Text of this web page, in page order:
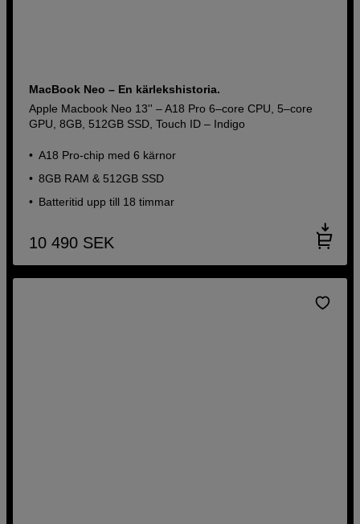
MacBook Neo – En kärlekshistoria.
Apple Macbook Neo 13'' – A18 Pro 6–core CPU, 5–core
GPU, 8GB, 512GB SSD, Touch ID – Indigo
A18 Pro-chip med 6 kärnor
8GB RAM & 512GB SSD
Batteritid upp till 18 timmar
10 490 SEK